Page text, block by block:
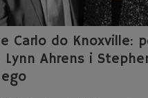
Carlo do Knoxville:
Lynn Ahrens i